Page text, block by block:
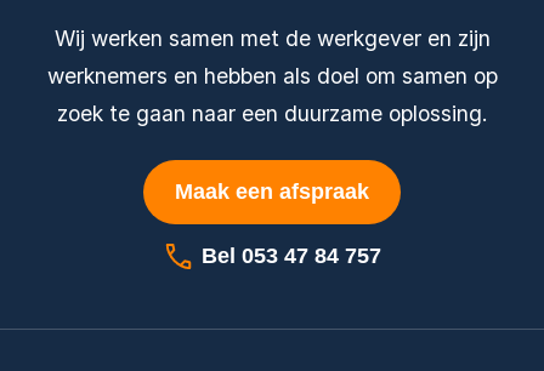
Wij werken samen met de werkgever en zijn
werknemers en hebben als doel om samen op
zoek te gaan naar een duurzame oplossing.
Maak een afspraak
Bel 053 47 84 757